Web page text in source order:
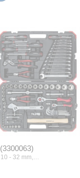
- 32 mm,…